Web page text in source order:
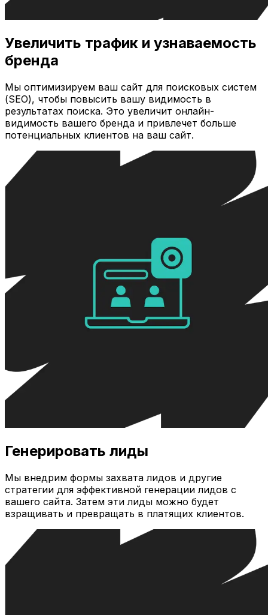
Увеличить трафик и узнаваемость
бренда
Мы оптимизируем ваш сайт для поисковых систем
(SEO), чтобы повысить вашу видимость в
результатах поиска. Это увеличит онлайн-
видимость вашего бренда и привлечет больше
потенциальных клиентов на ваш сайт.
Генерировать лиды
Мы внедрим формы захвата лидов и другие
стратегии для эффективной генерации лидов с
вашего сайта. Затем эти лиды можно будет
взращивать и превращать в платящих клиентов.